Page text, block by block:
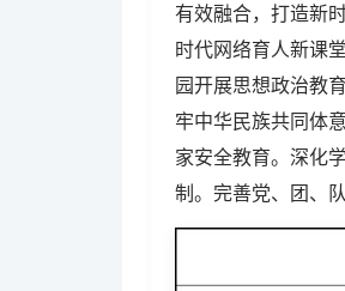
有效融合，打造新
时代网络育人新课
园开展思想政治教
牢中华民族共同体
家安全教育。深化
制。完善党、团、